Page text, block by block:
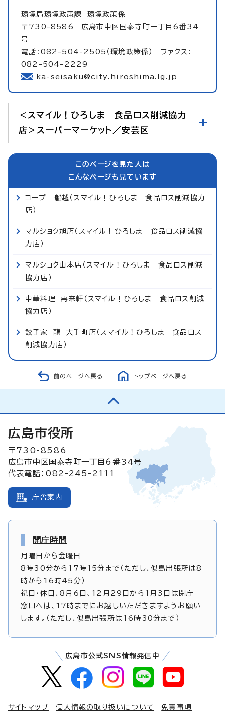
環境局環境政策課 環境政策係
〒730-8586 広島市中区国泰寺町一丁目6番34
号
電話：082-504-2505（環境政策係） ファクス：
082-504-2229
ka-seisaku@city.hiroshima.lg.jp
＜スマイル！ひろしま 食品ロス削減協力
店＞スーパーマーケット／安芸区
このページを見た人は
こんなページも見ています
コープ 船越（スマイル！ひろしま 食品ロス削減協力
店）
マルショク旭店（スマイル！ひろしま 食品ロス削減協
力店）
マルショク山本店（スマイル！ひろしま 食品ロス削減
協力店）
中華料理 再来軒（スマイル！ひろしま 食品ロス削減
協力店）
餃子家 龍 大手町店（スマイル！ひろしま 食品ロス
削減協力店）
前のページへ戻る トップページへ戻る
広島市役所
〒730-8586
広島市中区国泰寺町一丁目6番34号
代表電話：082-245-2111
庁舎案内
開庁時間
月曜日から金曜日
8時30分から17時15分まで（ただし、似島出張所は8
時から16時45分）
祝日・休日、8月6日、12月29日から1月3日は閉庁
窓口へは、17時までにお越しいただきますようお願い
します。（ただし、似島出張所は16時30分まで）
広島市公式SNS情報発信中
サイトマップ 個人情報の取り扱いについて 免責事項